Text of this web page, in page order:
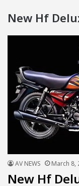
New Hf
AV NEWS March 8,
New Hf